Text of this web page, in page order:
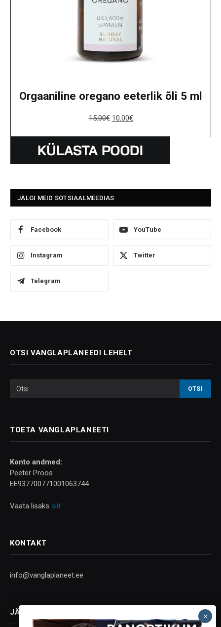
Orgaaniline oregano eeterlik õli 5 ml
15.00€ 10.00€
JÄLGI MEID SOTSIAALMEEDIAS
Facebook YouTube
Instagram Twitter
Telegram
OTSI VANGLAPLANEEDI LEHELT
TOETA VANGLAPLANEETI
Konto andmed:
Peeter Proos
EE937700771001063744
Vaata lisaks siit
KONTAKT
info@vanglaplaneet.ee
JÄLGI SOTSIAALMEEDIAS